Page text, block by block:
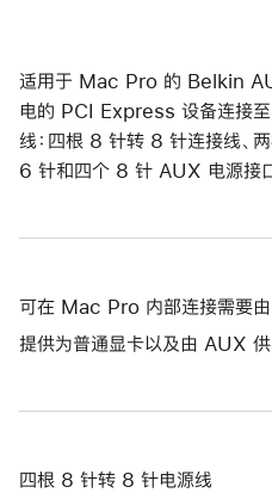
适用于 Mac Pro 的 Belkin
电的 PCI Express 设备连接
线：四根 8 针转 8 针连接线、
6 针和四个 8 针 AUX 电源接口
可在 Mac Pro 内部连接需要
提供为普通显卡以及由 AUX
四根 8 针转 8 针电源线